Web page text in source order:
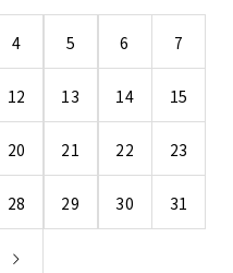
4 5 6 7
12 13 14 15
20 21 22 23
28 29 30 31